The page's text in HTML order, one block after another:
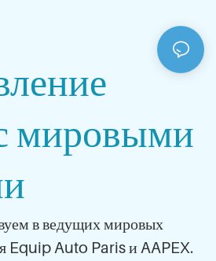
мировыми
в ведущих мировых
Equip Auto Paris и AAPEX.